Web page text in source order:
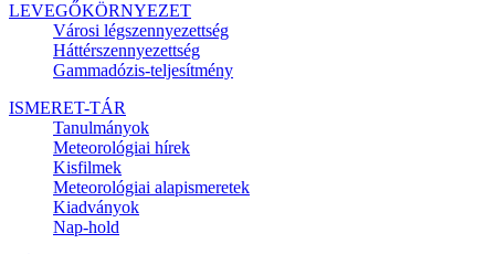
LEVEGŐKÖRNYEZET
Városi légszennyezettség
Háttérszennyezettség
Gammadózis-teljesítmény
ISMERET-TÁR
Tanulmányok
Meteorológiai hírek
Kisfilmek
Meteorológiai alapismeretek
Kiadványok
Nap-hold